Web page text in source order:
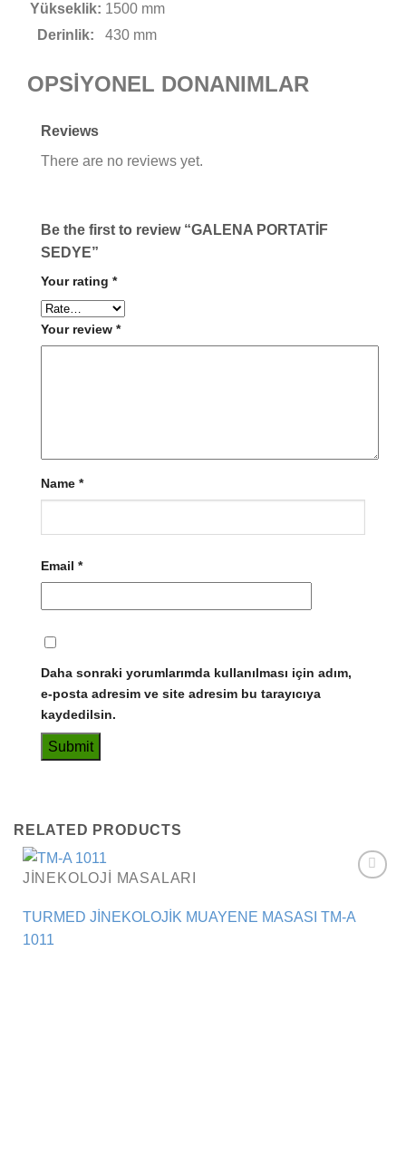
Yükseklik: 1500 mm
Derinlik:
430 mm
OPSİYONEL DONANIMLAR
Reviews
There are no reviews yet.
Be the first to review “GALENA PORTATİF
SEDYE”
Your rating *
Your review *
Name *
Email *
Daha sonraki yorumlarımda kullanılması için adım,
e-posta adresim ve site adresim bu tarayıcıya
kaydedilsin.
RELATED PRODUCTS
JINEKOLOJI MASALARI
TURMED JİNEKOLOJİK MUAYENE MASASI TM-A
1011